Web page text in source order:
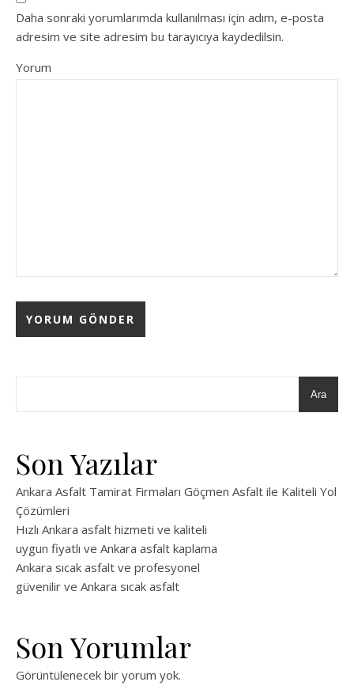
Daha sonraki yorumlarımda kullanılması için adım, e-posta
adresim ve site adresim bu tarayıcıya kaydedilsin.
Yorum
Ara
Son Yazılar
Ankara Asfalt Tamirat Firmaları Göçmen Asfalt ile Kaliteli Yol
Çözümleri
Hızlı Ankara asfalt hizmeti ve kaliteli
uygun fiyatlı ve Ankara asfalt kaplama
Ankara sıcak asfalt ve profesyonel
güvenilir ve Ankara sıcak asfalt
Son Yorumlar
Görüntülenecek bir yorum yok.